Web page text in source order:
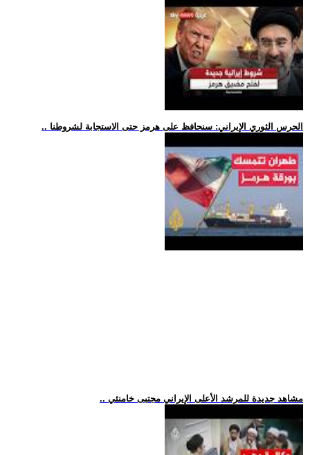
.. الحرس الثوري الإيراني: سنحافظ على هرمز حتى الاستجابة لشروطنا
.. مشاهد جديدة للمرشد الأعلى الإيراني مجتبى خامنئي